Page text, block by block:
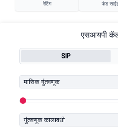
रेटिंग फंड
एसआयपी
SIP
मासिक गुंतवणूक
गुंतवणूक कालावधी